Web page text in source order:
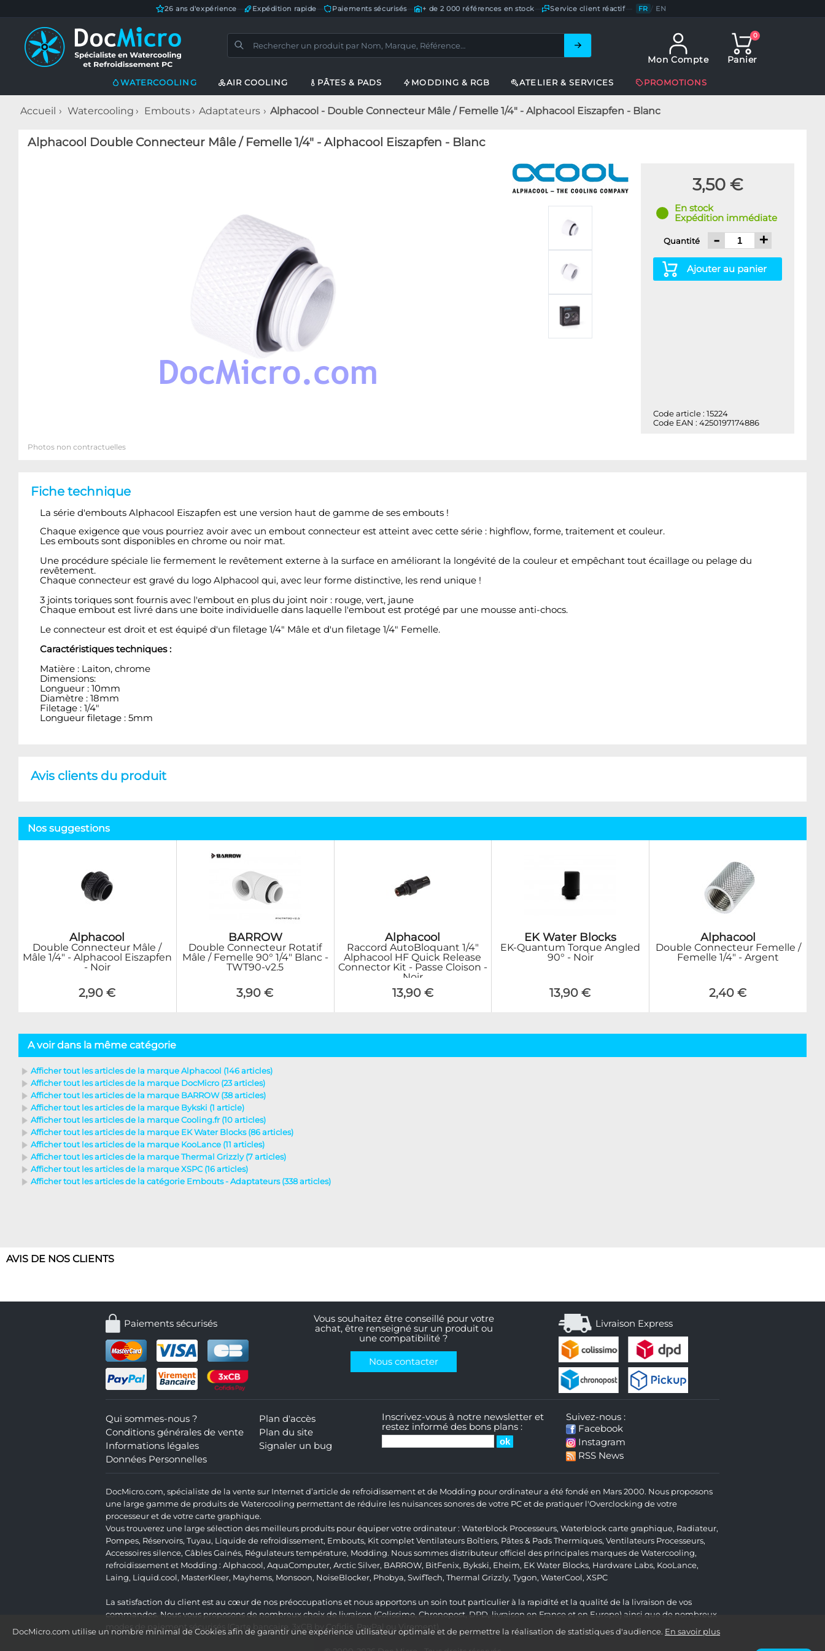
DocMicro.com utilise un nombre minimal de Cookies afin de garantir une expérience utilisateur optimale et de permettre la réalisation de statistiques d'audience. En savoir plus
26 ans d'expérience Expédition rapide Paiements sécurisés— + de 2 000 références en stock Service client réactif— FR / EN
Mon Compte
0
Panier
WATERCOOLING AIR COOLING PÂTES & PADS MODDING & RGB ATELIER & SERVICES PROMOTIONS
Accueil Watercooling Embouts Adaptateurs Alphacool - Double Connecteur Mâle / Femelle 1/4" - Alphacool Eiszapfen - Blanc
Alphacool Double Connecteur Mâle / Femelle 1/4" - Alphacool Eiszapfen - Blanc
3,50 €
En stock
Expédition immédiate
Quantité - +
Ajouter au panier
Code article : 15224
Code EAN : 4250197174886
Photos non contractuelles
Fiche technique
La série d'embouts Alphacool Eiszapfen est une version haut de gamme de ses embouts !
Chaque exigence que vous pourriez avoir avec un embout connecteur est atteint avec cette série : highflow, forme, traitement et couleur.
Les embouts sont disponibles en chrome ou noir mat.
Une procédure spéciale lie fermement le revêtement externe à la surface en améliorant la longévité de la couleur et empêchant tout écaillage ou pelage du
revêtement.
Chaque connecteur est gravé du logo Alphacool qui, avec leur forme distinctive, les rend unique !
3 joints toriques sont fournis avec l'embout en plus du joint noir : rouge, vert, jaune
Chaque embout est livré dans une boite individuelle dans laquelle l'embout est protégé par une mousse anti-chocs.
Le connecteur est droit et est équipé d'un filetage 1/4" Mâle et d'un filetage 1/4" Femelle.
Caractéristiques techniques :
Matière : Laiton, chrome
Dimensions:
Longueur : 10mm
Diamètre : 18mm
Filetage : 1/4"
Longueur filetage : 5mm
Avis clients du produit
Nos suggestions
Alphacool
Double Connecteur Mâle /
Mâle 1/4" - Alphacool Eiszapfen
- Noir
2,90 €
BARROW
Double Connecteur Rotatif
Mâle / Femelle 90° 1/4" Blanc -
TWT90-v2.5
3,90 €
Alphacool
Raccord AutoBloquant 1/4"
Alphacool HF Quick Release
Connector Kit - Passe Cloison -
Noir
13,90 €
EK Water Blocks
EK-Quantum Torque Angled
90° - Noir
13,90 €
Alphacool
Double Connecteur Femelle /
Femelle 1/4" - Argent
2,40 €
A voir dans la même catégorie
Afficher tout les articles de la marque Alphacool (146 articles)
Afficher tout les articles de la marque DocMicro (23 articles)
Afficher tout les articles de la marque BARROW (38 articles)
Afficher tout les articles de la marque Bykski (1 article)
Afficher tout les articles de la marque Cooling.fr (10 articles)
Afficher tout les articles de la marque EK Water Blocks (86 articles)
Afficher tout les articles de la marque KooLance (11 articles)
Afficher tout les articles de la marque Thermal Grizzly (7 articles)
Afficher tout les articles de la marque XSPC (16 articles)
Afficher tout les articles de la catégorie Embouts - Adaptateurs (338 articles)
AVIS DE NOS CLIENTS
Paiements sécurisés
Vous souhaitez être conseillé pour votre
achat, être renseigné sur un produit ou
une compatibilité ?
Nous contacter
Livraison Express
Qui sommes-nous ?
Conditions générales de vente
Informations légales
Données Personnelles
Plan d'accès
Plan du site
Signaler un bug
Inscrivez-vous à notre newsletter et
restez informé des bons plans :
Suivez-nous :
Facebook
Instagram
RSS News
DocMicro.com, spécialiste de la vente sur Internet d’article de refroidissement et de Modding pour ordinateur a été fondé en Mars 2000. Nous proposons
une large gamme de produits de Watercooling permettant de réduire les nuisances sonores de votre PC et de pratiquer l'Overclocking de votre
processeur et de votre carte graphique.
Vous trouverez une large sélection des meilleurs produits pour équiper votre ordinateur : Waterblock Processeurs, Waterblock carte graphique, Radiateur,
Pompes, Réservoirs, Tuyau, Liquide de refroidissement, Embouts, Kit complet Ventilateurs Boîtiers, Pâtes & Pads Thermiques, Ventilateurs Processeurs,
Accessoires silence, Câbles Gainés, Régulateurs température, Modding. Nous sommes distributeur officiel des principales marques de Watercooling,
refroidissement et Modding : Alphacool , AquaComputer, Arctic Silver, BARROW, BitFenix, Bykski, Eheim, EK Water Blocks, Hardware Labs, KooLance,
Laing, Liquid.cool , MasterKleer, Mayhems, Monsoon, NoiseBlocker, Phobya, SwifTech, Thermal Grizzly, Tygon, WaterCool , XSPC
La satisfaction du client est au cœur de nos préoccupations et nous apportons un soin tout particulier à la rapidité et la qualité de la livraison de vos
commandes. Nous vous proposons de nombreux choix de livraison (Colissimo, Chronopost, DPD, livraison en France et en Europe) ainsi que de nombreux
modes de paiement sécurisés (Carte bancaire, 3xCB by Cofidis, PayPal ou Virement).